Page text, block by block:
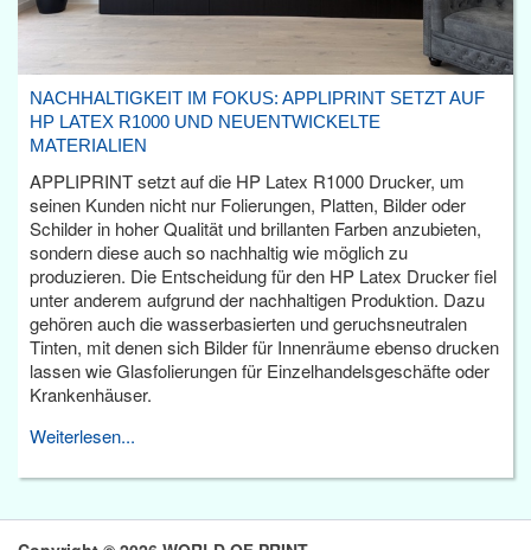
NACHHALTIGKEIT IM FOKUS: APPLIPRINT SETZT AUF
HP LATEX R1000 UND NEUENTWICKELTE
MATERIALIEN
APPLIPRINT setzt auf die HP Latex R1000 Drucker, um
seinen Kunden nicht nur Folierungen, Platten, Bilder oder
Schilder in hoher Qualität und brillanten Farben anzubieten,
sondern diese auch so nachhaltig wie möglich zu
produzieren. Die Entscheidung für den HP Latex Drucker fiel
unter anderem aufgrund der nachhaltigen Produktion. Dazu
gehören auch die wasserbasierten und geruchsneutralen
Tinten, mit denen sich Bilder für Innenräume ebenso drucken
lassen wie Glasfolierungen für Einzelhandelsgeschäfte oder
Krankenhäuser.
Weiterlesen...